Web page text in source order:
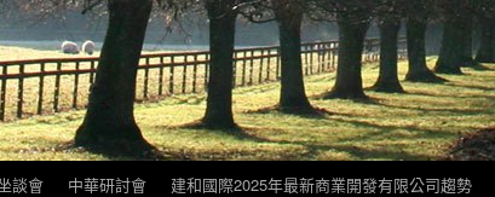
談會 中華研討會 建和國際2025年最新商業開發有限公司趨勢